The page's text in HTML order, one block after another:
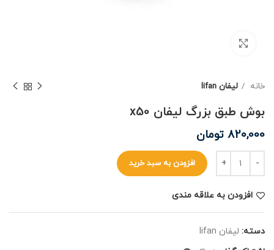
خانه لیفان lifan
بوش طبق بزرگ لیفان x50
820,000 تومان
افزودن به سبد خرید
افزودن به علاقه مندی
دسته: لیفان lifan